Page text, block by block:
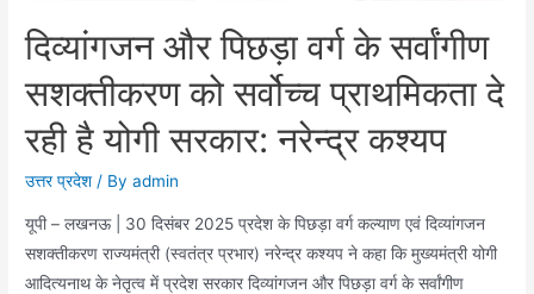
दिव्यांगजन और पिछड़ा वर्ग के सर्वांगीण
सशक्तीकरण को सर्वोच्च प्राथमिकता दे
रही है योगी सरकार: नरेन्द्र कश्यप
उत्तर प्रदेश/ Byadmin
यूपी – लखनऊ | 30 दिसंबर 2025 प्रदेश के पिछड़ा वर्ग कल्याण एवं दिव्यांगजन
सशक्तीकरण राज्यमंत्री (स्वतंत्र प्रभार) नरेन्द्र कश्यप ने कहा कि मुख्यमंत्री योगी
आदित्यनाथ के नेतृत्व में प्रदेश सरकार दिव्यांगजन और पिछड़ा वर्ग के सर्वांगीण